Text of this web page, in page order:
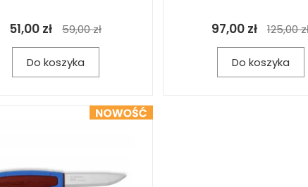
51,00 zł 59,00 zł
Do koszyka
97,00 zł 125,00
Do koszyka